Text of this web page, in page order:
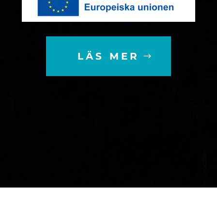
LÄS MER